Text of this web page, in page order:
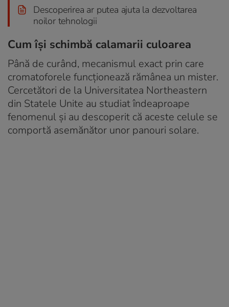
Descoperirea ar putea ajuta la dezvoltarea
noilor tehnologii
Cum își schimbă calamarii culoarea
Până de curând, mecanismul exact prin care
cromatoforele funcționează rămânea un mister.
Cercetători de la Universitatea Northeastern
din Statele Unite au studiat îndeaproape
fenomenul și au descoperit că aceste celule se
comportă asemănător unor panouri solare.